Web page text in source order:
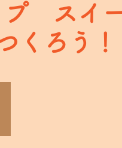
プ スイ
くろう！